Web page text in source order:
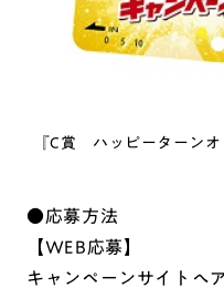
『C賞 ハッピーターン
●応募方法
【WEB応募】
キャンペーンサイトへ